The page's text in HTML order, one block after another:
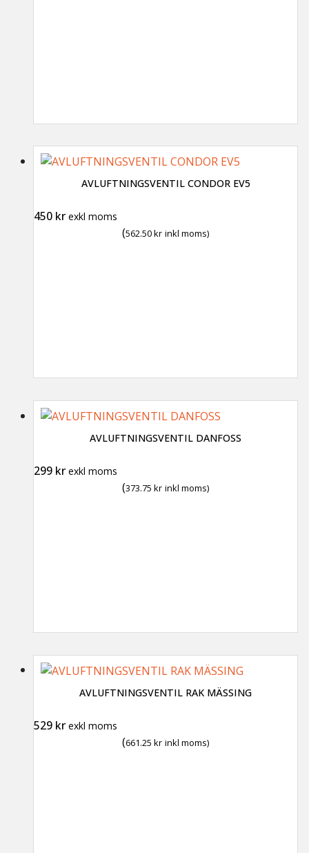
AVLUFTNINGSVENTIL CONDOR EV5
450 kr exkl moms
(562.50kr inkl moms)
AVLUFTNINGSVENTIL DANFOSS
299 kr exkl moms
(373.75 kr inkl moms)
AVLUFTNINGSVENTIL RAK MÄSSING
529 kr exkl moms
(661.25 kr inkl moms)